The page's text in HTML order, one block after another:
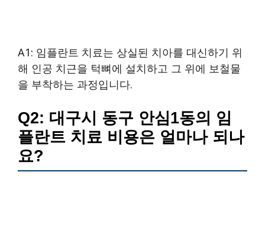
A1: 임플란트 치료는 상실된 치아를 대신하기 위
해 인공 치근을 턱뼈에 설치하고 그 위에 보철물
을 부착하는 과정입니다.
Q2: 대구시 동구 안심1동의 임
플란트 치료 비용은 얼마나 되나
요?